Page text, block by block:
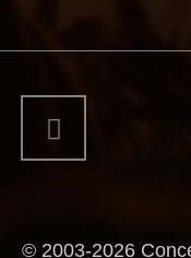
© 2003-2026